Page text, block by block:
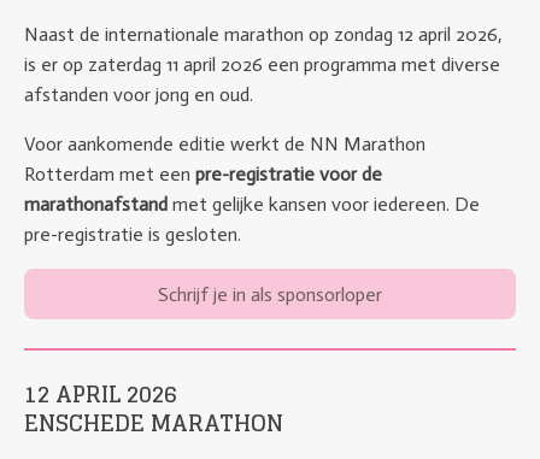
Naast de internationale marathon op zondag 12 april 2026,
is er op zaterdag 11 april 2026 een programma met diverse
afstanden voor jong en oud.
Voor aankomende editie werkt de NN Marathon
Rotterdam met een pre-registratie voor de
marathonafstand met gelijke kansen voor iedereen. De
pre-registratie is gesloten.
Schrijf je in als sponsorloper
12 APRIL 2026
ENSCHEDE MARATHON